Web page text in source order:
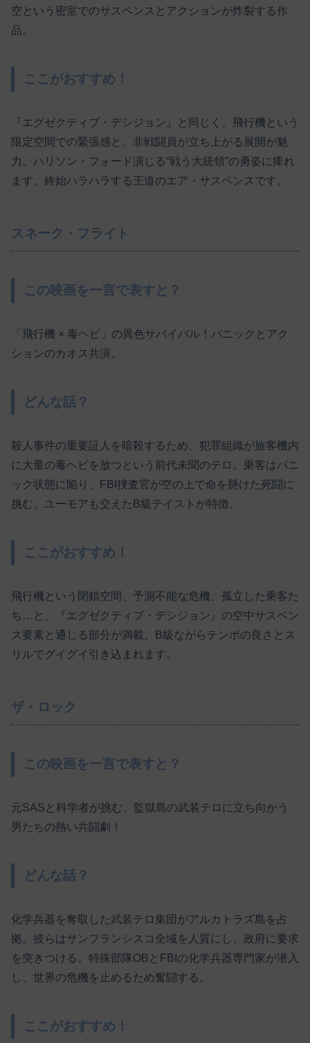
空という密室でのサスペンスとアクションが炸裂する作
品。
ここがおすすめ！
『エグゼクティブ・デシジョン』と同じく、飛行機という
限定空間での緊張感と、非戦闘員が立ち上がる展開が魅
力。ハリソン・フォード演じる“戦う大統領”の勇姿に痺れ
ます。終始ハラハラする王道のエア・サスペンスです。
スネーク・フライト
この映画を一言で表すと？
「飛行機 × 毒ヘビ」の異色サバイバル！パニックとアク
ションのカオス共演。
どんな話？
殺人事件の重要証人を暗殺するため、犯罪組織が旅客機内
に大量の毒ヘビを放つという前代未聞のテロ。乗客はパニ
ック状態に陥り、FBI捜査官が空の上で命を懸けた死闘に
挑む。ユーモアも交えたB級テイストが特徴。
ここがおすすめ！
飛行機という閉鎖空間、予測不能な危機、孤立した乗客た
ち…と、『エグゼクティブ・デシジョン』の空中サスペン
ス要素と通じる部分が満載。B級ながらテンポの良さとス
リルでグイグイ引き込まれます。
ザ・ロック
この映画を一言で表すと？
元SASと科学者が挑む、監獄島の武装テロに立ち向かう
男たちの熱い共闘劇！
どんな話？
化学兵器を奪取した武装テロ集団がアルカトラズ島を占
拠。彼らはサンフランシスコ全域を人質にし、政府に要求
を突きつける。特殊部隊OBとFBIの化学兵器専門家が潜入
し、世界の危機を止めるため奮闘する。
ここがおすすめ！